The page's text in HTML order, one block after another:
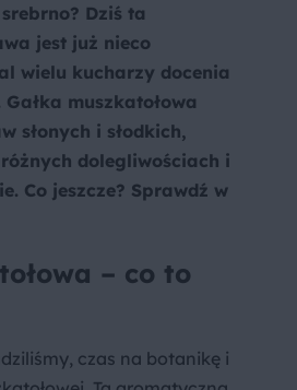
Dziś ta
jest już nieco
wielu kucharzy docenia
muszkatołowa
słonych i słodkich,
dolegliwościach i
Co jeszcze? Sprawdź w
– co to
czas na botanikę i